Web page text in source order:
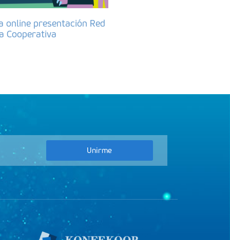
online presentación Red
Cooperativa
Unirme